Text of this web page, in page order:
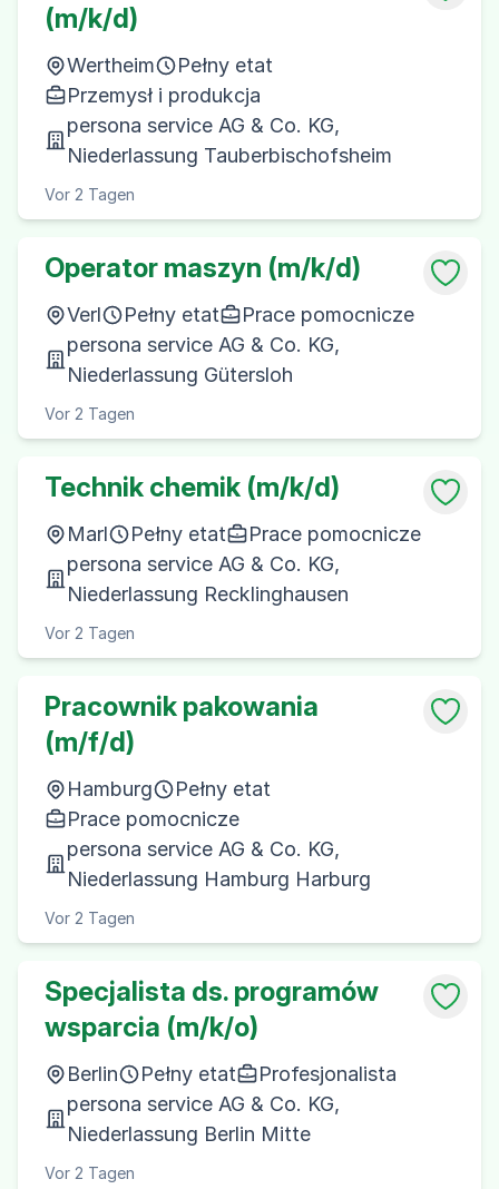
(m/k/d)
Wertheim
Pełny etat
Przemysł i produkcja
persona service AG & Co. KG,
Niederlassung Tauberbischofsheim
Vor 2 Tagen
Operator maszyn (m/k/d)
Verl Pełny etat
Prace pomocnicze
persona service AG & Co. KG,
Niederlassung Gütersloh
Vor 2 Tagen
Technik chemik (m/k/d)
Marl Pełny etat
Prace pomocnicze
persona service AG & Co. KG,
Niederlassung Recklinghausen
Vor 2 Tagen
Pracownik pakowania
(m/f/d)
Hamburg
Pełny etat
Prace pomocnicze
persona service AG & Co. KG,
Niederlassung Hamburg Harburg
Vor 2 Tagen
Specjalista ds. programów
wsparcia (m/k/o)
Berlin Pełny etat
Profesjonalista
persona service AG & Co. KG,
Niederlassung Berlin Mitte
Vor 2 Tagen